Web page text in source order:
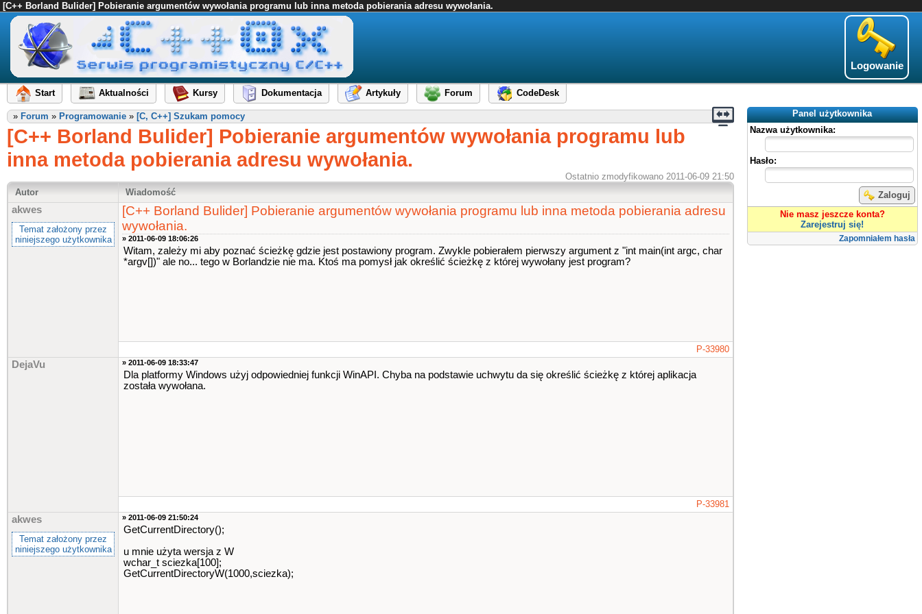
[C++ Borland Bulider] Pobieranie argumentów wywołania programu lub inna metoda pobierania adresu wywołania.
Logowanie
Start Aktualności Kursy Dokumentacja Artykuły Forum
CodeDesk
Panel użytkownika
Nazwa użytkownika:
Hasło:
Zaloguj
Nie masz jeszcze konta?
Zarejestruj się!
Zapomniałem hasła
» Forum » Programowanie » [C, C++] Szukam pomocy
[C++ Borland Bulider] Pobieranie argumentów wywołania programu lub
inna metoda pobierania adresu wywołania.
Ostatnio zmodyfikowano 2011-06-09 21:50
Autor
Wiadomość
akwes
Temat założony przez
niniejszego użytkownika
[C++ Borland Bulider] Pobieranie argumentów wywołania programu lub inna metoda pobierania adresu
wywołania.
» 2011-06-09 18:06:26
Witam, zależy mi aby poznać ścieżkę gdzie jest postawiony program. Zwykle pobierałem pierwszy argument z "int main(int argc, char
*argv[])" ale no... tego w Borlandzie nie ma. Ktoś ma pomysł jak określić ścieżkę z której wywołany jest program?
P-33980
DejaVu » 2011-06-09 18:33:47
Dla platformy Windows użyj odpowiedniej funkcji WinAPI. Chyba na podstawie uchwytu da się określić ścieżkę z której aplikacja
została wywołana.
P-33981
akwes
Temat założony przez
niniejszego użytkownika
» 2011-06-09 21:50:24
GetCurrentDirectory();
u mnie użyta wersja z W
wchar_t sciezka[100];
GetCurrentDirectoryW(1000,sciezka);